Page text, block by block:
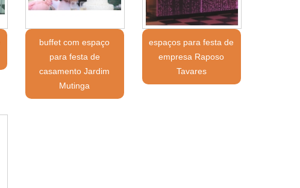
buffet com espaço
para festa de
casamento Jardim
Mutinga
espaços para festa de
empresa Raposo
Tavares